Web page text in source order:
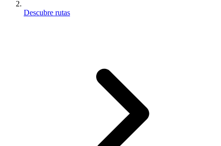
Descubre rutas